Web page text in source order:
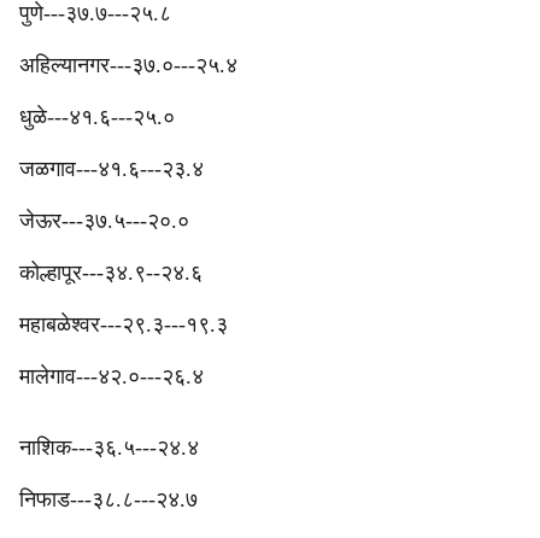
‎पुणे---३७.७---२५.८
अहिल्यानगर---३७.०---२५.४
धुळे---४१.६---२५.०
जळगाव---४१.६---२३.४
जेऊर---३७.५---२०.०
‎‎कोल्हापूर---३४.९--२४.६
‎महाबळेश्वर---२९.३---१९.३
मालेगाव---४२.०---२६.४
नाशिक---३६.५---२४.४
निफाड---३८.८---२४.७